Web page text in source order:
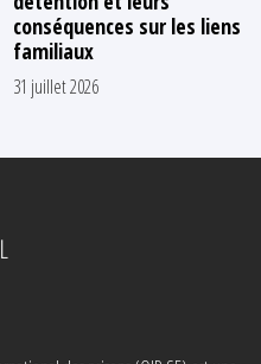
conséquences sur les liens
familiaux
31 juillet 2026